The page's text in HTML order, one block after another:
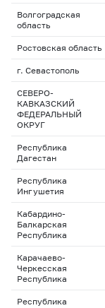
Волгоградская
область
Ростовская область
г. Севастополь
СЕВЕРО-
КАВКАЗСКИЙ
ФЕДЕРАЛЬНЫЙ
ОКРУГ
Республика
Дагестан
Республика
Ингушетия
Кабардино-
Балкарская
Республика
Карачаево-
Черкесская
Республика
Республика